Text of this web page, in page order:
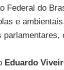
Federal do
e
Eduardo